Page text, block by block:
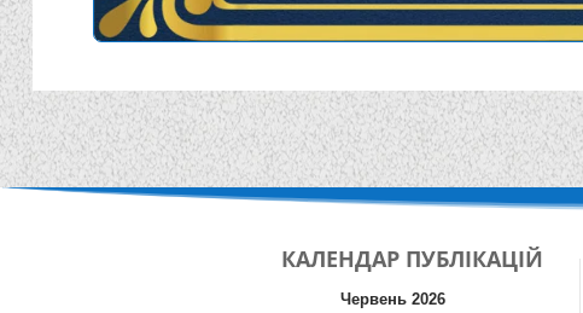
КАЛЕНДАР ПУБЛІКАЦІЙ
Червень 2026